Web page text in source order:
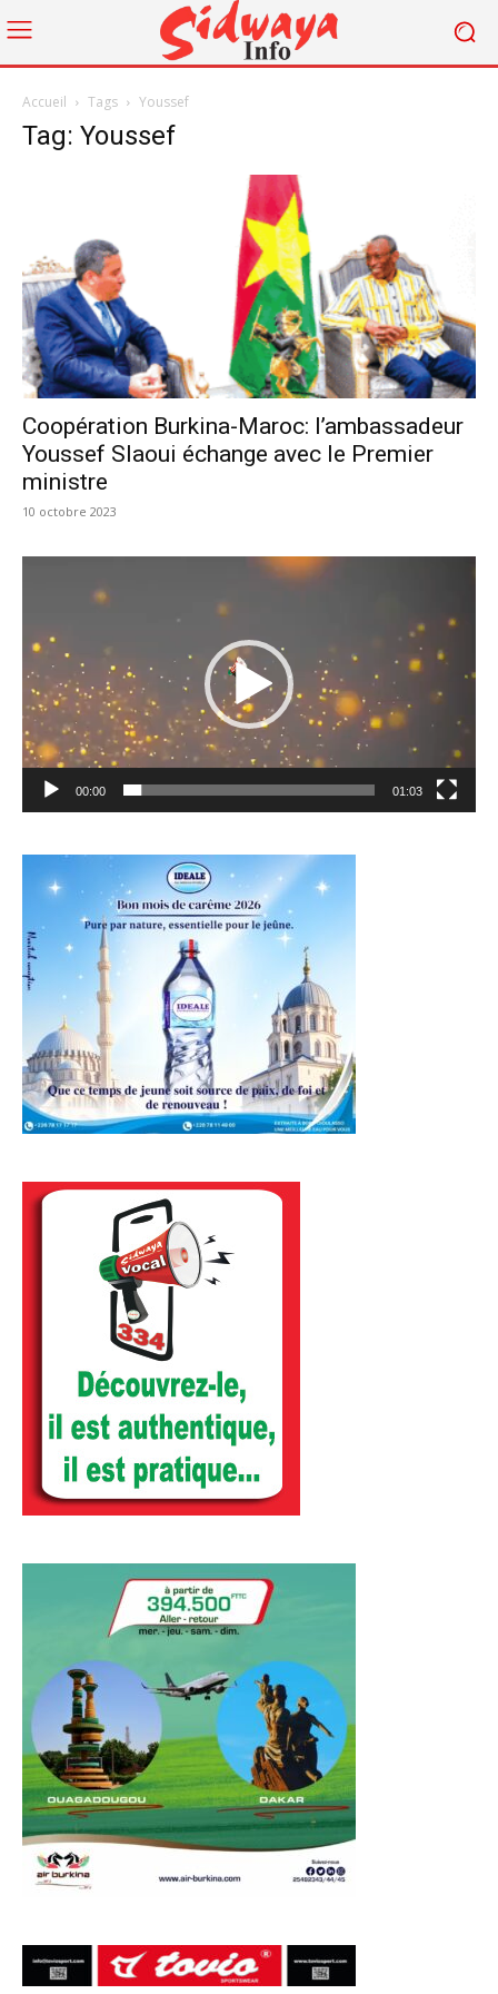
Accueil Tags Youssef
Tag: Youssef
Coopération Burkina-Maroc: l’ambassadeur
Youssef Slaoui échange avec le Premier
ministre
10 octobre 2023
00:00 01:03